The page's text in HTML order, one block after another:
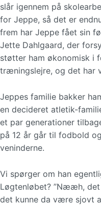
slår igennem på
for Jeppe, så det er
frem har Jeppe fået sin
Jette Dahlgaard, der
støtter ham økonomisk i
træningslejre, og det
Jeppes familie bakker
en decideret atletik-
et par generationer
på 12 år går til fodbold
veninderne.
Vi spørger om han
Løgtenløbet? ”Nææh,
det kunne da være sjovt